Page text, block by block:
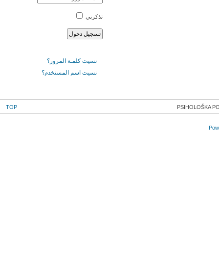
تذكرني
نسيت كلمـة المرور؟
نسيت اسم المستخدم؟
PSIHOLOŠKA
TOP